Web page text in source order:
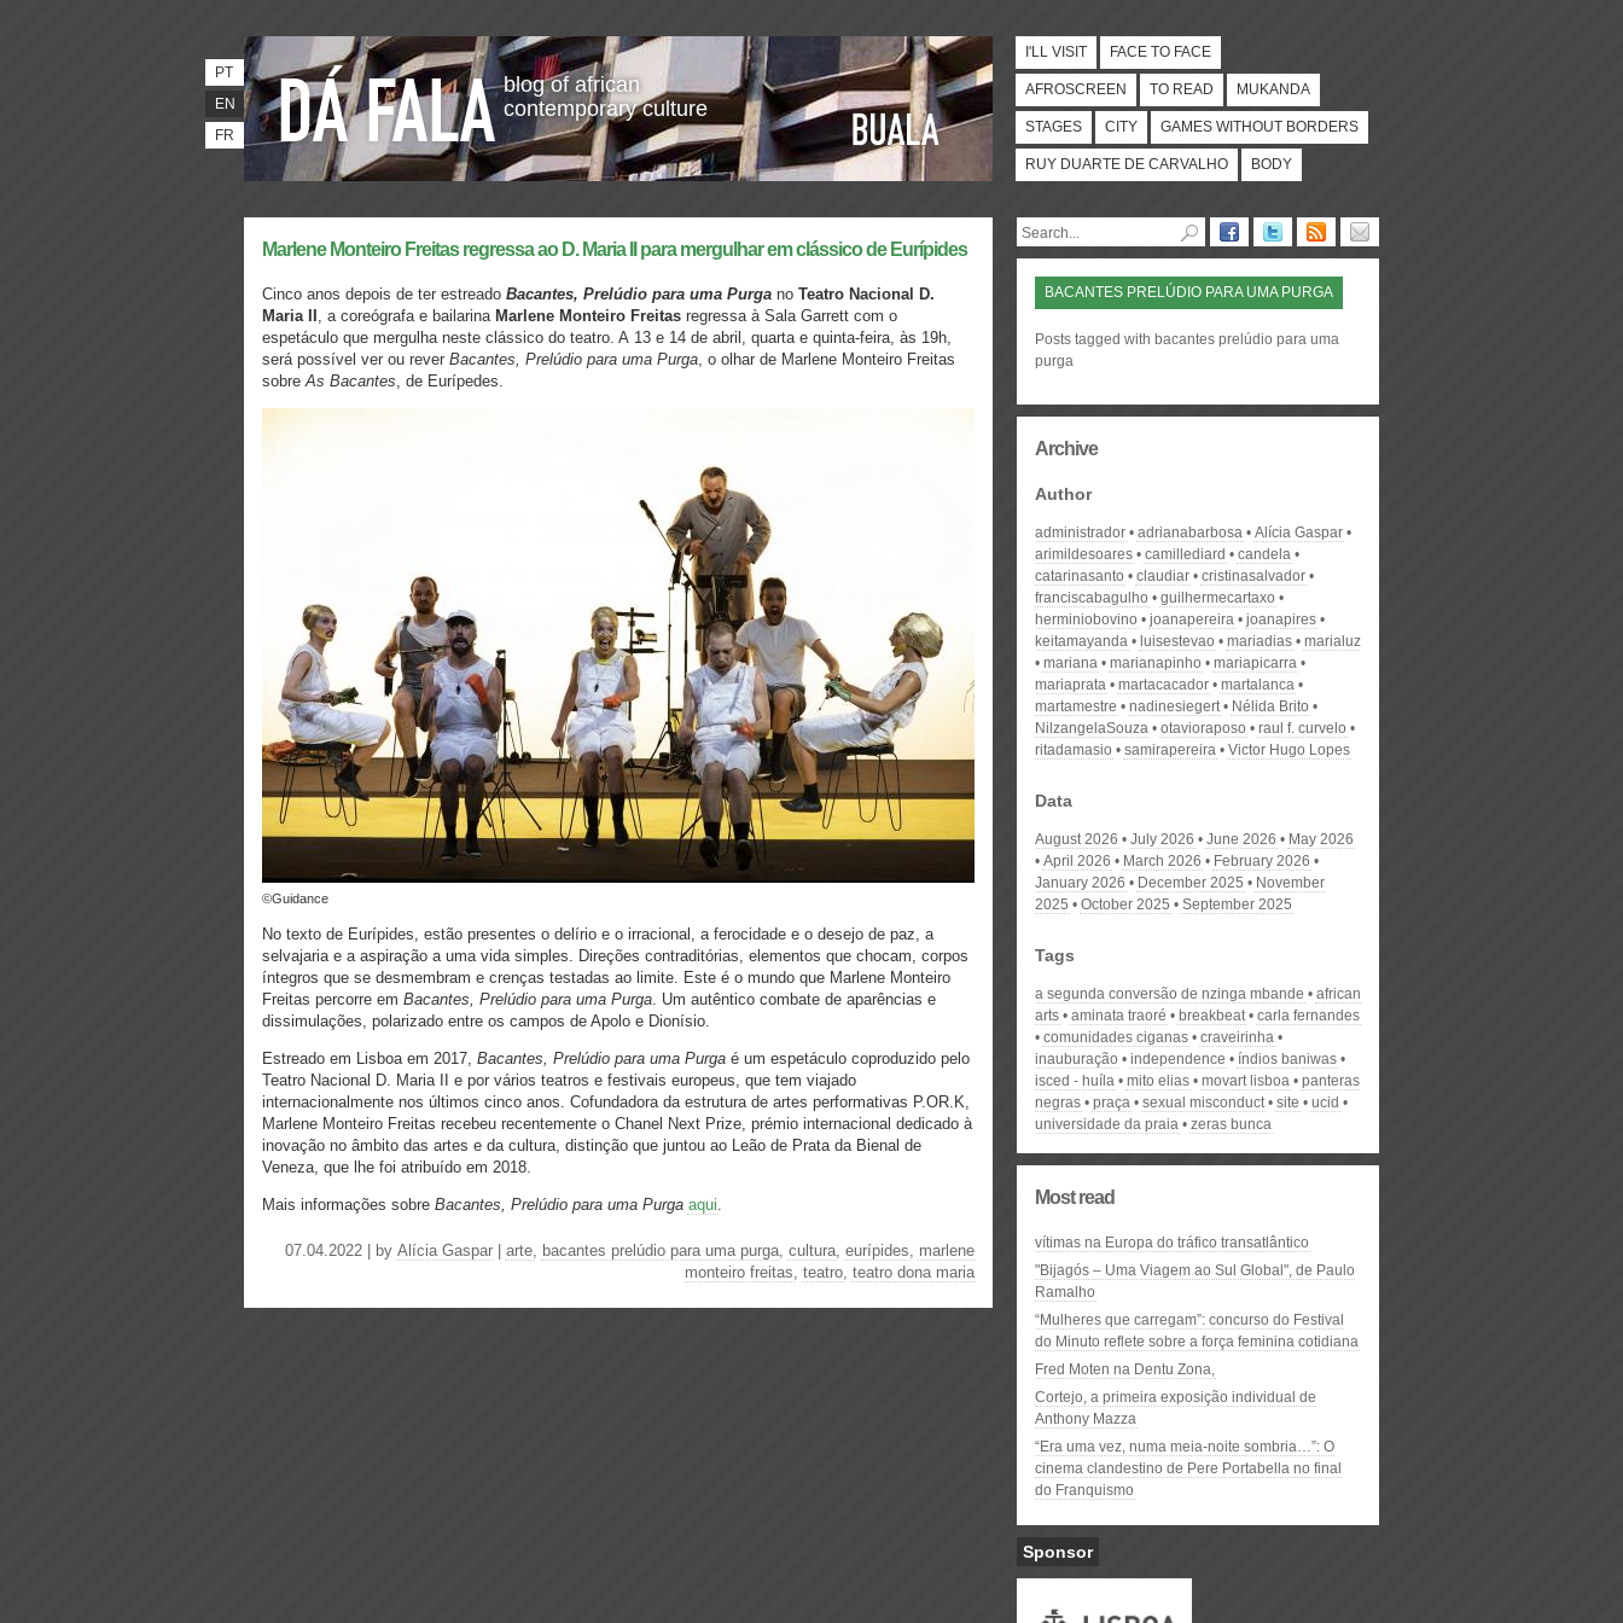
blog of african
contemporary culture
PT
EN
FR
I'LL VISIT FACE TO FACE
AFROSCREEN TO READ MUKANDA
STAGES CITY GAMES WITHOUT BORDERS
RUY DUARTE DE CARVALHO BODY
Marlene Monteiro Freitas regressa ao D. Maria II para mergulhar em clássico de Eurípides
Cinco anos depois de ter estreado Bacantes, Prelúdio para uma Purga no Teatro Nacional D.
Maria II , a coreógrafa e bailarina Marlene Monteiro Freitas regressa à Sala Garrett com o
espetáculo que mergulha neste clássico do teatro. A 13 e 14 de abril , quarta e quinta-feira, às 19h,
será possível ver ou rever Bacantes, Prelúdio para uma Purga, o olhar de Marlene Monteiro Freitas
sobreAs Bacantes, de Eurípedes.
©Guidance
No texto de Eurípides, estão presentes o delírio e o irracional, a ferocidade e o desejo de paz, a
selvajaria e a aspiração a uma vida simples. Direções contraditórias, elementos que chocam, corpos
íntegros que se desmembram e crenças testadas ao limite. Este é o mundo que Marlene Monteiro
Freitas percorre em Bacantes, Prelúdio para uma Purga. Um autêntico combate de aparências e
dissimulações, polarizado entre os campos de Apolo e Dionísio.
Estreado em Lisboa em 2017, Bacantes, Prelúdio para uma Purga é um espetáculo coproduzido pelo
Teatro Nacional D. Maria II e por vários teatros e festivais europeus, que tem viajado
internacionalmente nos últimos cinco anos. Cofundadora da estrutura de artes performativas P.OR.K,
Marlene Monteiro Freitas recebeu recentemente o Chanel Next Prize, prémio internacional dedicado à
inovação no âmbito das artes e da cultura, distinção que juntou ao Leão de Prata da Bienal de
Veneza, que lhe foi atribuído em 2018.
Mais informações sobre Bacantes, Prelúdio para uma Purga aqui.
07.04.2022 | by Alícia Gaspar arte, bacantes prelúdio para uma purga, cultura, eurípides, marlene
monteiro freitas, teatro, teatro dona maria
BACANTES PRELÚDIO PARA UMA PURGA
Posts tagged with bacantes prelúdio para uma
purga
Archive
Author
administrador adrianabarbosa
Alícia Gaspar
arimildesoares
camillediard
candela
catarinasanto
claudiar
cristinasalvador
franciscabagulho
guilhermecartaxo
herminiobovino
joanapereira
joanapires
keitamayanda
luisestevao mariadias
marialuz
mariana
marianapinho
mariapicarra
mariaprata
martacacador
martalanca
martamestre
nadinesiegert
Nélida Brito
NilzangelaSouza
otavioraposo
raul f. curvelo
ritadamasio
samirapereira Victor Hugo Lopes
Data
August 2026 July 2026 June 2026
May 2026
April 2026
March 2026
February 2026
January 2026
December 2025
November
2025
October 2025 September 2025
Tags
a segunda conversão de nzinga mbande
african
arts
aminata traoré breakbeat
carla fernandes
comunidades ciganas
craveirinha
inauburação
independence
índios baniwas
isced - huíla
mito elias movart lisboa
panteras
negras
praça sexual misconduct site
ucid
universidade da praia
zeras bunca
Most read
vítimas na Europa do tráfico transatlântico
"Bijagós – Uma Viagem ao Sul Global", de Paulo
Ramalho
“Mulheres que carregam”: concurso do Festival
do Minuto reflete sobre a força feminina cotidiana
Fred Moten na Dentu Zona,
Cortejo, a primeira exposição individual de
Anthony Mazza
“Era uma vez, numa meia-noite sombria…”: O
cinema clandestino de Pere Portabella no final
do Franquismo
Sponsor